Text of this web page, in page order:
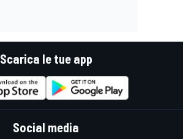
Scarica le tue app
Social media